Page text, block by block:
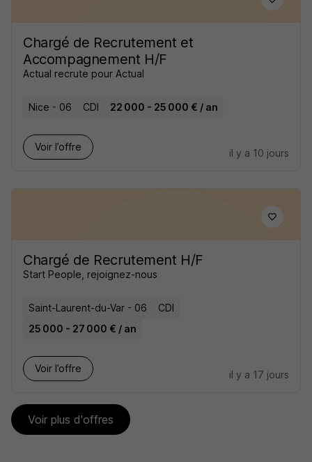
Chargé de Recrutement et
Accompagnement H/F
Actual recrute pour Actual
Nice - 06 CDI 22 000 - 25 000 € / an
Voir l’offre
il y a 10 jours
Chargé de Recrutement H/F
Start People, rejoignez-nous
Saint-Laurent-du-Var - 06
CDI
25 000 - 27 000 € / an
Voir l’offre
il y a 17 jours
Voir plus d'offres